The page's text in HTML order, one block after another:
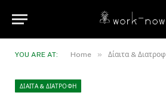
YOU ARE AT: Home » Δίαιτα &
ΔΊΑΙΤΑ & ΔΙΑΤΡΟΦΉ